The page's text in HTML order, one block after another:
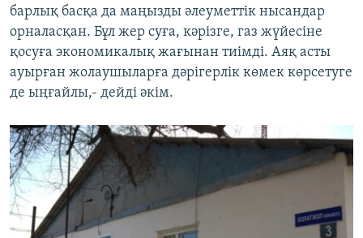
барлық басқа да маңызды әлеуметтік нысандар
орналасқан. Бұл жер суға, кәрізге, газ жүйесіне
қосуға экономикалық жағынан тиімді. Аяқ асты
ауырған жолаушыларға дәрігерлік көмек көрсетуге
де ыңғайлы,- дейді әкім.